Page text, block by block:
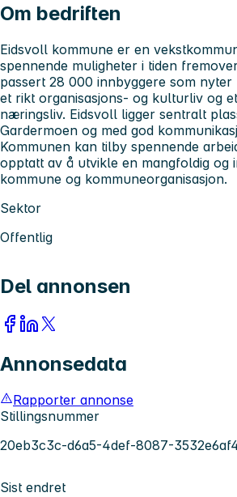
Om bedriften
Eidsvoll kommune er en
spennende muligheter i tiden
passert 28 000 innbyggere som
et rikt organisasjons- og kulturliv og
næringsliv. Eidsvoll ligger sentralt
Gardermoen og med god
Kommunen kan tilby spennende
opptatt av å utvikle en mangfoldig og
kommune og kommuneorganisasjon.
Sektor
Offentlig
Del annonsen
Annonsedata
Rapporter annonse
Stillingsnummer
20eb3c3c-d6a5-4def-8087-
Sist endret